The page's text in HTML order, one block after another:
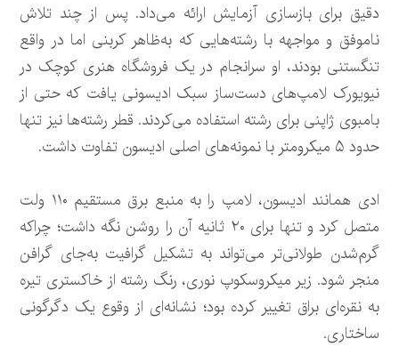
دقیق برای بازسازی آزمایش ارائه می‌داد. پس از چند تلاش
ناموفق و مواجهه با رشته‌هایی که به‌ظاهر کربنی اما در واقع
تنگستنی بودند، او سرانجام در یک فروشگاه هنری کوچک در
نیویورک لامپ‌های دست‌ساز سبک ادیسونی یافت که حتی از
بامبوی ژاپنی برای رشته استفاده می‌کردند. قطر رشته‌ها نیز تنها
حدود ۵ میکرومتر با نمونه‌های اصلی ادیسون تفاوت داشت.
ادی همانند ادیسون، لامپ را به منبع برق مستقیم ۱۱۰ ولت
متصل کرد و تنها برای ۲۰ ثانیه آن را روشن نگه داشت؛ چراکه
گرم‌شدن طولانی‌تر می‌تواند به تشکیل گرافیت به‌جای گرافن
منجر شود. زیر میکروسکوپ نوری، رنگ رشته از خاکستری تیره
به نقره‌ای براق تغییر کرده بود؛ نشانه‌ای از وقوع یک دگرگونی
ساختاری.